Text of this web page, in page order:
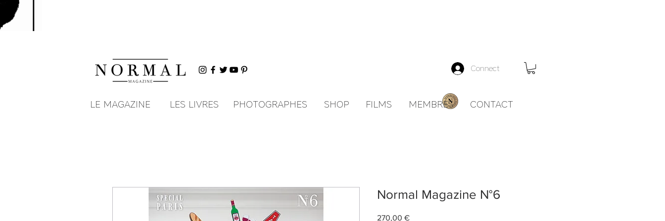
Connect
Normal Magazine N°6
270,00 €Prix
LE MAGAZINE LES LIVRES PHOTOGRAPHES SHOP FILMS MEMBRES CONTACT